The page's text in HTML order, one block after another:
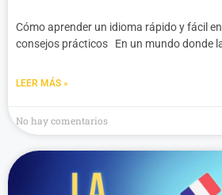
Cómo aprender un idioma rápido y fácil
consejos prácticos En un mundo donde
LEER MÁS »
No hay comentarios